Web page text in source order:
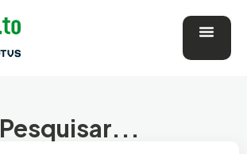
Pesquisar...